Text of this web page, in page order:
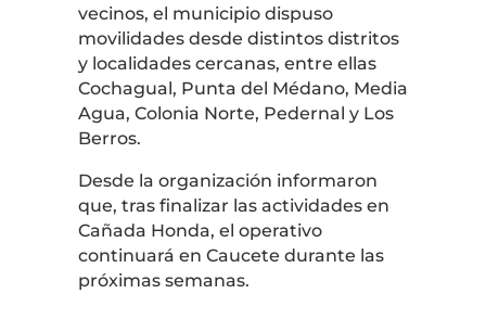
vecinos, el municipio dispuso
movilidades desde distintos distritos
y localidades cercanas, entre ellas
Cochagual, Punta del Médano, Media
Agua, Colonia Norte, Pedernal y Los
Berros.
Desde la organización informaron
que, tras finalizar las actividades en
Cañada Honda, el operativo
continuará en Caucete durante las
próximas semanas.